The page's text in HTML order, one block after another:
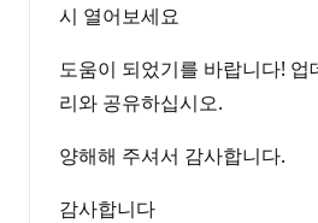
시 열어보세요
도움이 되었기를 바랍니다! 업
리와 공유하십시오.
양해해 주셔서 감사합니다.
감사합니다